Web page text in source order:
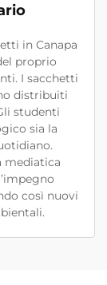
in Canapa
proprio
I sacchetti
distribuiti
studenti
sia la
mediatica
così nuovi